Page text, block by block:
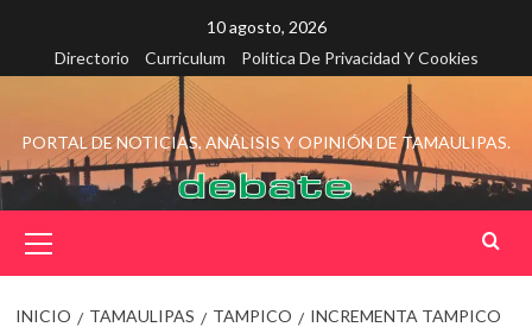
contenido
10 agosto, 2026
Directorio
Curriculum Política De Privacidad Y Cookies
PORTAL DE NOTICIAS, ANÁLISIS Y OPINIÓN DE TAMAULIPAS.
principal
INICIO TAMAULIPAS TAMPICO
INCREMENTA TAMPICO